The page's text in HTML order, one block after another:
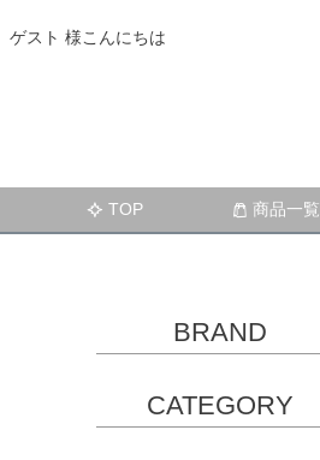
ゲスト 様こんにちは
TOP
商品一覧
BRAND
CATEGORY